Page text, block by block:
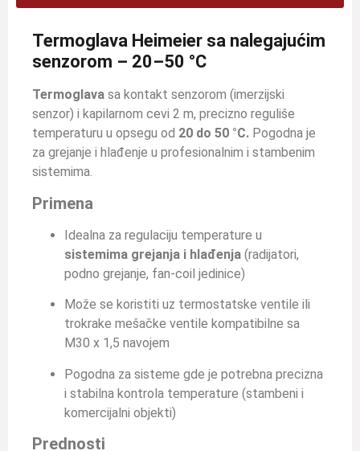
Termoglava Heimeier sa nalegajućim
senzorom – 20–50 °C
Termoglava sa kontakt senzorom (imerzijski
senzor) i kapilarnom cevi 2 m, precizno reguliše
temperaturu u opsegu od 20 do 50 °C. Pogodna je
za grejanje i hlađenje u profesionalnim i stambenim
sistemima.
Primena
Idealna za regulaciju temperature u
sistemima grejanja i hlađenja (radijatori,
podno grejanje, fan-coil jedinice)
Može se koristiti uz termostatske ventile ili
trokrake mešačke ventile kompatibilne sa
M30 x 1,5 navojem
Pogodna za sisteme gde je potrebna precizna
i stabilna kontrola temperature (stambeni i
komercijalni objekti)
Prednosti